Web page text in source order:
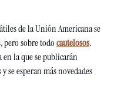
de la Unión Americana se
sobre todo cautelosos.
en la que se publicarán
se esperan más novedades